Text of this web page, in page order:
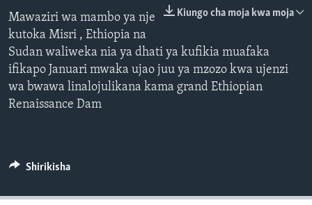
Kiungo cha moja kwa moja
Mawaziri wa mambo ya nje
kutoka Misri , Ethiopia na
Sudan waliweka nia ya dhati ya kufikia muafaka
ifikapo Januari mwaka ujao juu ya mzozo kwa ujenzi
wa bwawa linalojulikana kama grand Ethiopian
Renaissance Dam
Shirikisha